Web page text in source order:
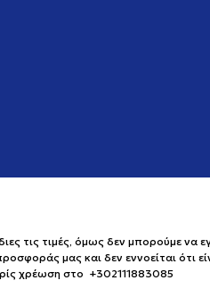
τις τιμές, όμως δεν μπορούμε να
μας και δεν εννοείται ότι
χρέωση στο +302111883085